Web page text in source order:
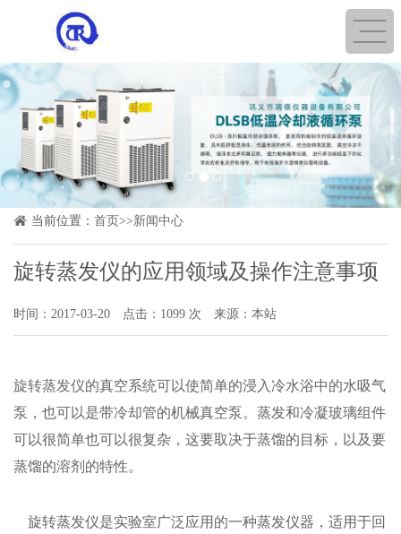
1 2 3
当前位置： 首页>>新闻中心
旋转蒸发仪的应用领域及操作注意事项
时间：2017-03-20 点击：1099 次 来源：本站
旋转蒸发仪的真空系统可以使简单的浸入冷水浴中的水吸气
泵，也可以是带冷却管的机械真空泵。蒸发和冷凝玻璃组件
可以很简单也可以很复杂，这要取决于蒸馏的目标，以及要
蒸馏的溶剂的特性。
旋转蒸发仪是实验室广泛应用的一种蒸发仪器，适用于回